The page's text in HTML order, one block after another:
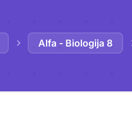
Alfa - Biologija 8